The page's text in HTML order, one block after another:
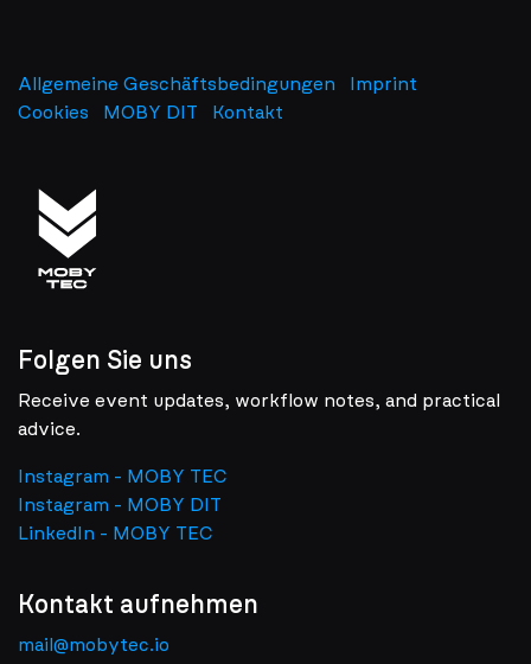
Allgemeine Geschäftsbedingungen Imprint
Cookies
MOBY DIT Kontakt
Folgen Sie uns
Receive event updates, workflow notes, and practical
advice.
Instagram - MOBY TEC
Instagram - MOBY DIT
LinkedIn - MOBY TEC
Kontakt aufnehmen
mail@mobytec.io